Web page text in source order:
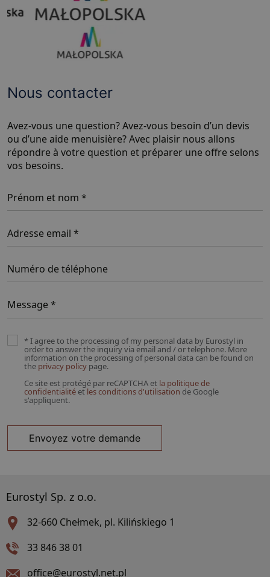
Nous contacter
Avez-vous une question? Avez-vous besoin d’un devis
ou d’une aide menuisière? Avec plaisir nous allons
répondre à votre question et préparer une offre selons
vos besoins.
* I agree to the processing of my personal data by Eurostyl in
order to answer the inquiry via email and / or telephone. More
information on the processing of personal data can be found on
the privacy policy page.
Ce site est protégé par reCAPTCHA et la politique de
confidentialité et les conditions d'utilisation de Google
s'appliquent.
Envoyez votre demande
Eurostyl Sp. z o.o.
32-660 Chełmek, pl. Kilińskiego 1
33 846 38 01
office@eurostyl.net.pl